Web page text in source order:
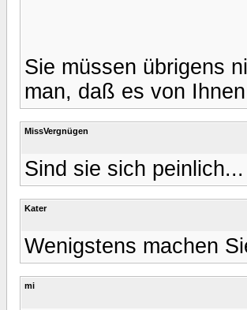
Sie müssen übrigens
man, daß es von
MissVergnügen
Sind sie sich
Kater
Wenigstens machen
mi